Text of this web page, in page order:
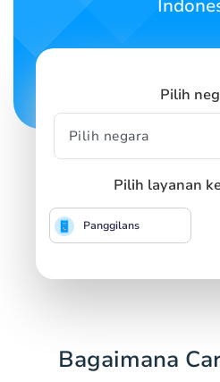
Pilih
Pilih layanan
Panggilans
Bagaimana